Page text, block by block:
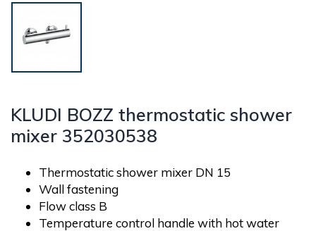
KLUDI BOZZ thermostatic shower
mixer 352030538
Thermostatic shower mixer DN 15
Wall fastening
Flow class B
Temperature control handle with hot water